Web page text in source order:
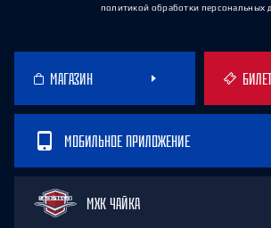
политикой обработки персональных
МАГАЗИН
МОБИЛЬНОЕ ПРИЛОЖЕНИЕ
МХК ЧАЙКА